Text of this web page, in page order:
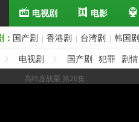
电视剧 电影
： 国产剧 香港剧 台湾剧 韩国剧
电视剧 国产剧 犯罪 剧情
高纬度战栗 第26集